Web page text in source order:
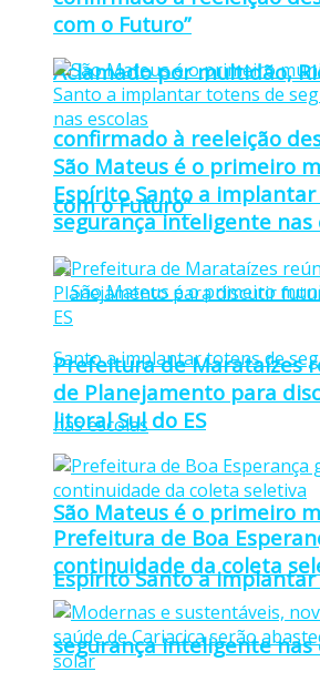
Aclamado por multidão,
confirmado à reeleição
com o Futuro”
São Mateus é o primeiro
Espírito Santo a
segurança inteligente nas
com o Futuro”
São Mateus é o primeiro
Espírito Santo a
segurança inteligente nas
Prefeitura de Marataízes
de Planejamento para
litoral Sul do ES
Prefeitura de Boa
continuidade da coleta